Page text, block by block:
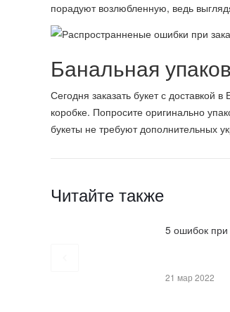
порадуют возлюбленную, ведь
Банальная
Сегодня заказать букет с
коробке. Попросите оригинально
букеты не требуют дополнительных
Читайте также
5 ошибок при
21 мар 2022